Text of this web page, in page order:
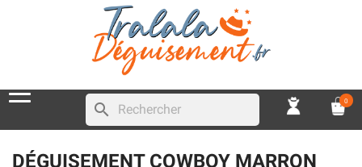
search 0
DÉGUISEMENT COWBOY MARRON